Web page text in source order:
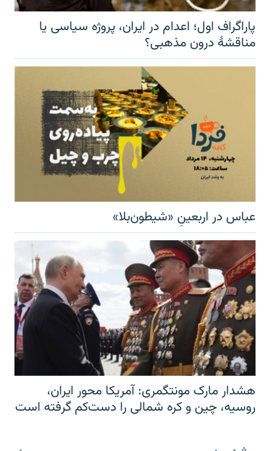
پاراگراف اول؛ اعدام در ایران، پروژه سیاسی یا
مناقشهٔ درون مذهبی؟
عباس در اربعینِ «شیطون‌بلا»
هشدار مارک مونتگمری: آمریکا محور ایران،
روسیه، چین و کره شمالی را دست‌کم گرفته است